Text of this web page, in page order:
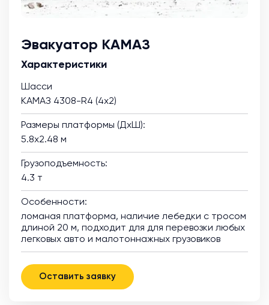
Эвакуатор КАМАЗ
Характеристики
Шасси
КАМАЗ 4308-R4 (4х2)
Размеры платформы (ДхШ):
5.8х2.48 м
Грузоподъемность:
4.3 т
Особенности:
ломаная платформа, наличие лебедки с тросом
длиной 20 м, подходит для для перевозки любых
легковых авто и малотоннажных грузовиков
Оставить заявку